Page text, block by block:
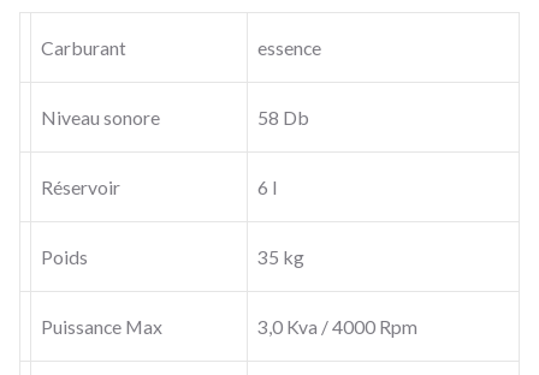
Carburant essence
Niveau sonore 58 Db
Réservoir 6 l
Poids 35 kg
Puissance Max 3,0 Kva / 4000 Rpm